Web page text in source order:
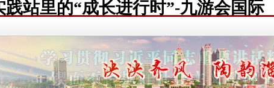
践站里的“成长进行时”-九游会国际